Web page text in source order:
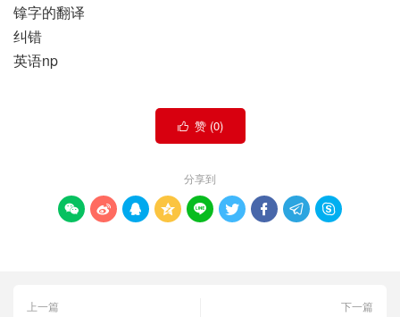
镎字的翻译
纠错
英语np
 赞 (0)
分享到
        
上一篇
下一篇